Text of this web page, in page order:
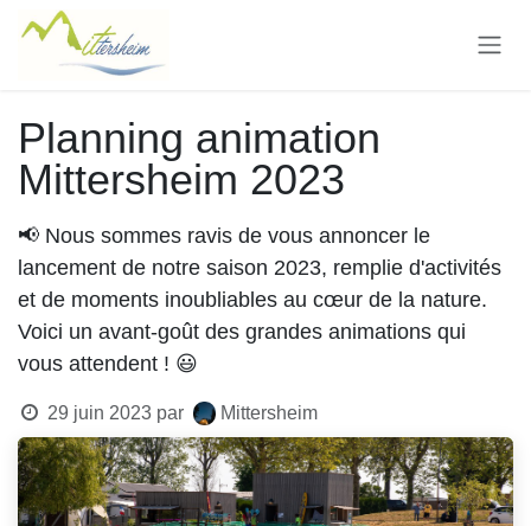
Se rendre au contenu
Planning animation
Mittersheim 2023
📢 Nous sommes ravis de vous annoncer le
lancement de notre saison 2023, remplie d'activités
et de moments inoubliables au cœur de la nature.
Voici un avant-goût des grandes animations qui
vous attendent ! 😃
29 juin 2023 par Mittersheim